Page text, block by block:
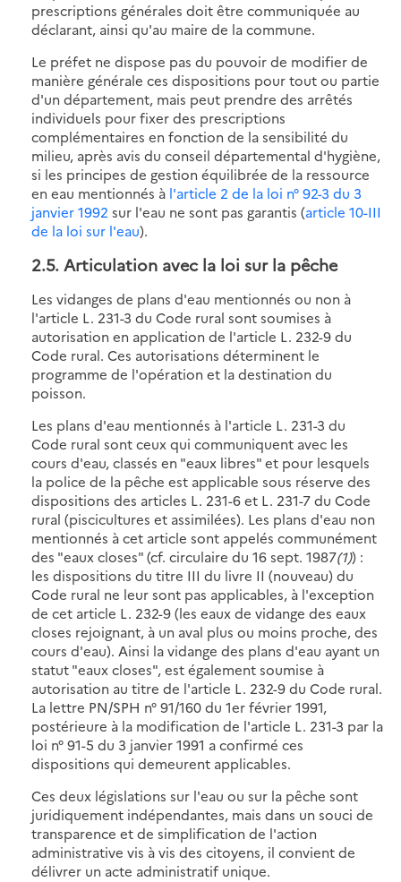
prescriptions générales doit être communiquée au
déclarant, ainsi qu'au maire de la commune.
Le préfet ne dispose pas du pouvoir de modifier de
manière générale ces dispositions pour tout ou partie
d'un département, mais peut prendre des arrêtés
individuels pour fixer des prescriptions
complémentaires en fonction de la sensibilité du
milieu, après avis du conseil départemental d'hygiène,
si les principes de gestion équilibrée de la ressource
en eau mentionnés à l'article 2 de la loi n° 92-3 du 3
janvier 1992 sur l'eau ne sont pas garantis (article 10-III
de la loi sur l'eau).
2.5. Articulation avec la loi sur la pêche
Les vidanges de plans d'eau mentionnés ou non à
l'article L. 231-3 du Code rural sont soumises à
autorisation en application de l'article L. 232-9 du
Code rural. Ces autorisations déterminent le
programme de l'opération et la destination du
poisson.
Les plans d'eau mentionnés à l'article L. 231-3 du
Code rural sont ceux qui communiquent avec les
cours d'eau, classés en "eaux libres" et pour lesquels
la police de la pêche est applicable sous réserve des
dispositions des articles L. 231-6 et L. 231-7 du Code
rural (piscicultures et assimilées). Les plans d'eau non
mentionnés à cet article sont appelés communément
des "eaux closes" (cf. circulaire du 16 sept. 1987(1)) :
les dispositions du titre III du livre II (nouveau) du
Code rural ne leur sont pas applicables, à l'exception
de cet article L. 232-9 (les eaux de vidange des eaux
closes rejoignant, à un aval plus ou moins proche, des
cours d'eau). Ainsi la vidange des plans d'eau ayant un
statut "eaux closes", est également soumise à
autorisation au titre de l'article L. 232-9 du Code rural.
La lettre PN/SPH n° 91/160 du 1er février 1991,
postérieure à la modification de l'article L. 231-3 par la
loi n° 91-5 du 3 janvier 1991 a confirmé ces
dispositions qui demeurent applicables.
Ces deux législations sur l'eau ou sur la pêche sont
juridiquement indépendantes, mais dans un souci de
transparence et de simplification de l'action
administrative vis à vis des citoyens, il convient de
délivrer un acte administratif unique.